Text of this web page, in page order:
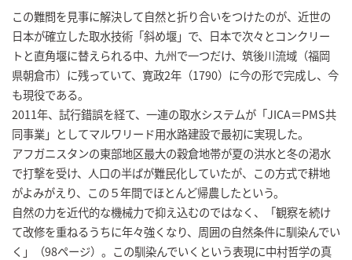
この難問を見事に解決して自然と折り合いをつけたのが、近世の
日本が確立した取水技術「斜め堰」で、日本で次々とコンクリー
トと直角堰に替えられる中、九州で一つだけ、筑後川流域（福岡
県朝倉市）に残っていて、寛政2年（1790）に今の形で完成し、今
も現役である。
2011年、試行錯誤を経て、一連の取水システムが「JICA＝PMS共
同事業」としてマルワリード用水路建設で最初に実現した。
アフガニスタンの東部地区最大の穀倉地帯が夏の洪水と冬の渇水
で打撃を受け、人口の半ばが難民化していたが、この方式で耕地
がよみがえり、この５年間でほとんど帰農したという。
自然の力を近代的な機械力で抑え込むのではなく、「観察を続け
て改修を重ねるうちに年々強くなり、周囲の自然条件に馴染んでい
く」（98ページ）。この馴染んでいくという表現に中村哲学の真